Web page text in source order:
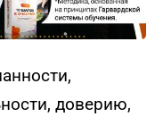
доверию,